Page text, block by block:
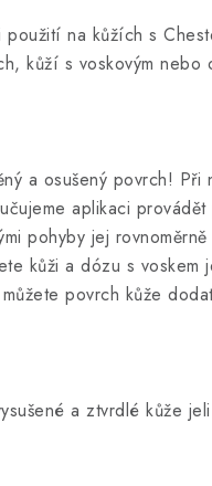
na kůžích s
kůží s voskovým nebo
a osušený povrch!
aplikaci
pohyby jej
kůži a dózu s voskem
povrch kůže
a ztvrdlé kůže